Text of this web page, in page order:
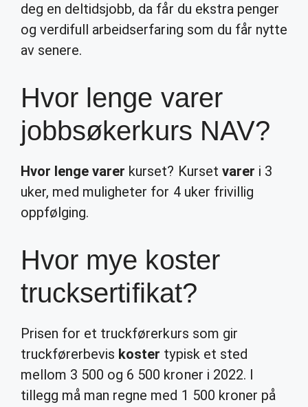
deg en deltidsjobb, da får du ekstra penger
og verdifull arbeidserfaring som du får nytte
av senere.
Hvor lenge varer
jobbsøkerkurs NAV?
Hvor lenge varer kurset? Kurset varer i 3
uker, med muligheter for 4 uker frivillig
oppfølging.
Hvor mye koster
trucksertifikat?
Prisen for et truckførerkurs som gir
truckførerbevis koster typisk et sted
mellom 3 500 og 6 500 kroner i 2022. I
tillegg må man regne med 1 500 kroner på